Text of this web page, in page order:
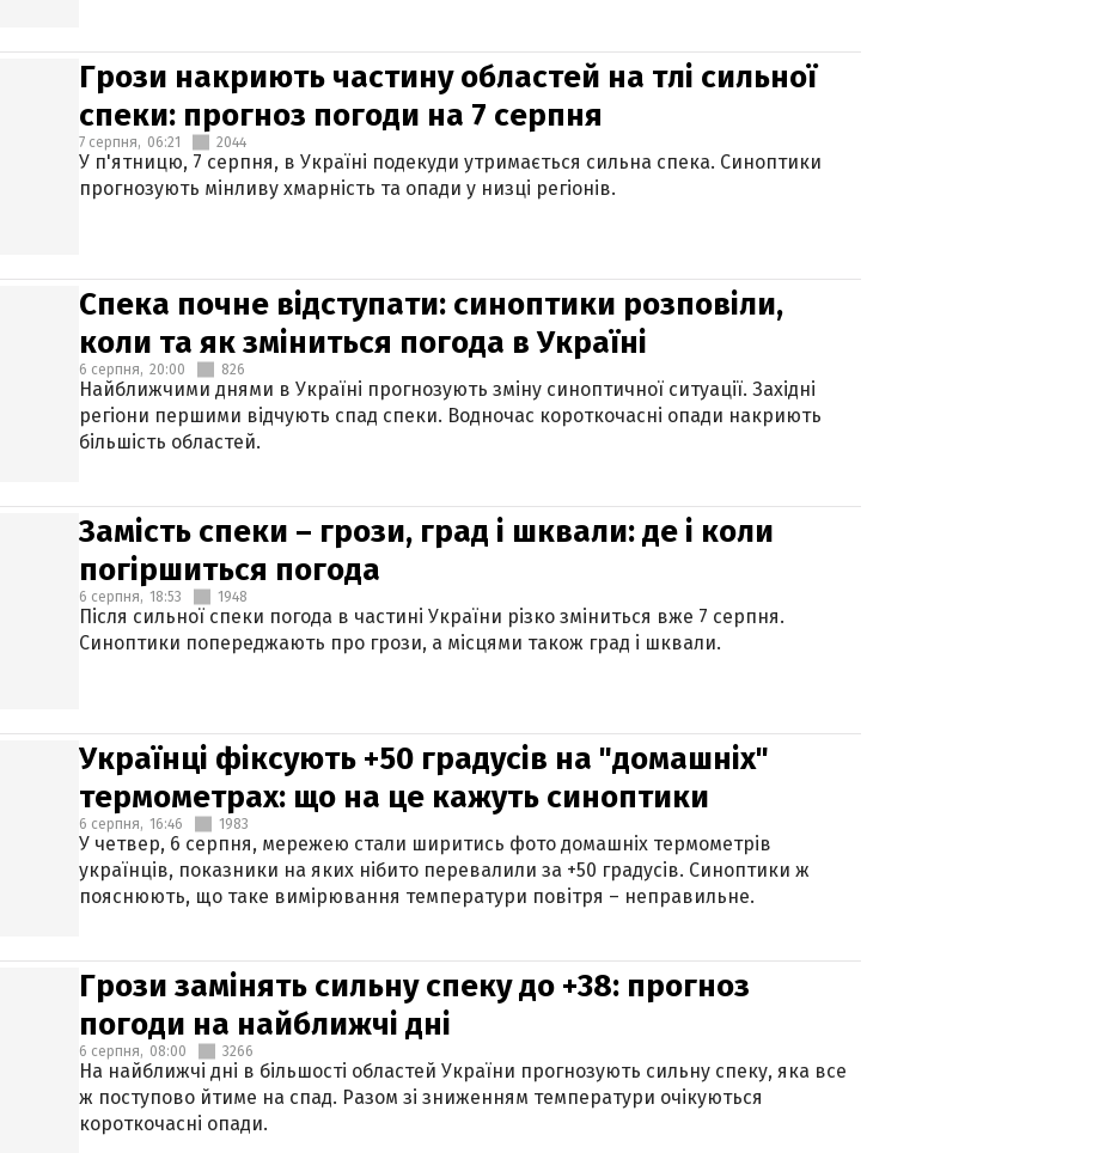
Грози накриють частину областей на тлі сильної
спеки: прогноз погоди на 7 серпня
7 серпня, 06:21 2044
У п'ятницю, 7 серпня, в Україні подекуди утримається сильна спека. Синоптики
прогнозують мінливу хмарність та опади у низці регіонів.
Спека почне відступати: синоптики розповіли,
коли та як зміниться погода в Україні
6 серпня, 20:00 826
Найближчими днями в Україні прогнозують зміну синоптичної ситуації. Західні
регіони першими відчують спад спеки. Водночас короткочасні опади накриють
більшість областей.
Замість спеки – грози, град і шквали: де і коли
погіршиться погода
6 серпня, 18:53 1948
Після сильної спеки погода в частині України різко зміниться вже 7 серпня.
Синоптики попереджають про грози, а місцями також град і шквали.
Українці фіксують +50 градусів на "домашніх"
термометрах: що на це кажуть синоптики
6 серпня, 16:46 1983
У четвер, 6 серпня, мережею стали ширитись фото домашніх термометрів
українців, показники на яких нібито перевалили за +50 градусів. Синоптики ж
пояснюють, що таке вимірювання температури повітря – неправильне.
Грози замінять сильну спеку до +38: прогноз
погоди на найближчі дні
6 серпня, 08:00 3266
На найближчі дні в більшості областей України прогнозують сильну спеку, яка все
ж поступово йтиме на спад. Разом зі зниженням температури очікуються
короткочасні опади.